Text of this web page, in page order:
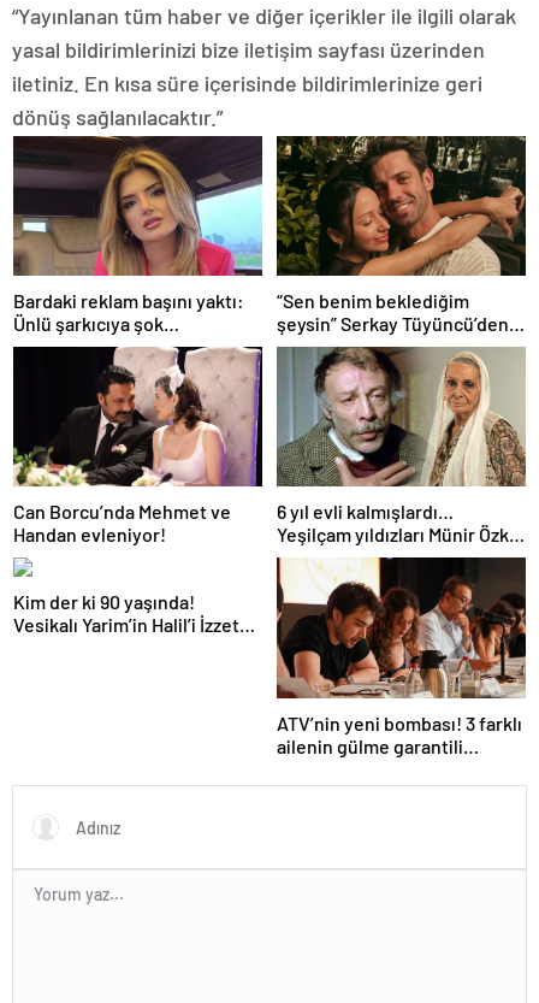
“Yayınlanan tüm haber ve diğer içerikler ile ilgili olarak
yasal bildirimlerinizi bize iletişim sayfası üzerinden
iletiniz. En kısa süre içerisinde bildirimlerinize geri
dönüş sağlanılacaktır.”
Bardaki reklam başını yaktı:
Ünlü şarkıcıya şok
soruşturma! Haberim yoktu…
“Sen benim beklediğim
şeysin” Serkay Tüyüncü’den
Zeynep Bastık’a aşk dolu 1. yıl
kutlaması!
Can Borcu’nda Mehmet ve
Handan evleniyor!
6 yıl evli kalmışlardı…
Yeşilçam yıldızları Münir Özkul
ile Suna Selen’in kızları da
ünlü çıktı!
Kim der ki 90 yaşında!
Vesikalı Yarim’in Halil’i İzzet
ATV’nin yeni bombası! 3 farklı
ailenin gülme garantili